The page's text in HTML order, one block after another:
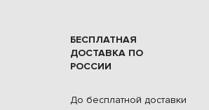
БЕСПЛАТНАЯ
ДОСТАВКА ПО
РОССИИ
До бесплатной доставки